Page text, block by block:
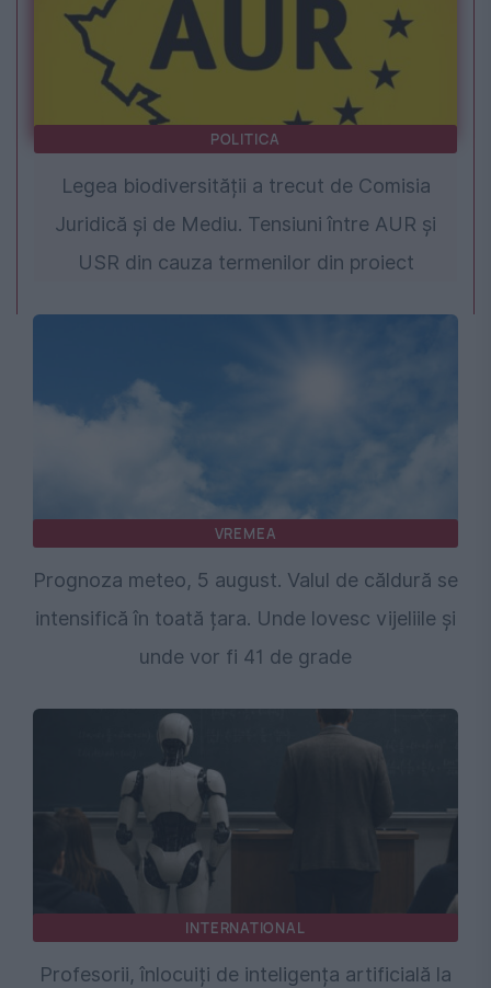
POLITICA
Legea biodiversității a trecut de Comisia
Juridică și de Mediu. Tensiuni între AUR și
USR din cauza termenilor din proiect
VREMEA
Prognoza meteo, 5 august. Valul de căldură se
intensifică în toată țara. Unde lovesc vijeliile și
unde vor fi 41 de grade
INTERNATIONAL
Profesorii, înlocuiți de inteligența artificială la